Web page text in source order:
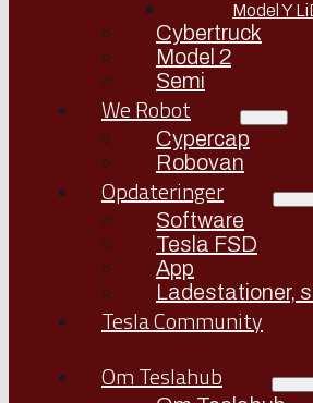
Model Y
Cybertruck
Model 2
Semi
We Robot
Cypercap
Robovan
Opdateringer
Software
Tesla FSD
App
Ladestationer,
Tesla Community
Om Teslahub